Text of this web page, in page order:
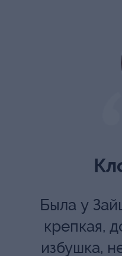
увядания -
выверенные
бледная
кровавая.
которых
Была у
крепкая,
избушка,